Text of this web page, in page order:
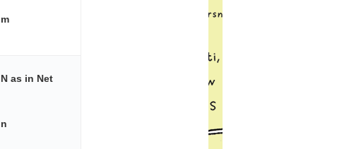
m
N as in Net
n